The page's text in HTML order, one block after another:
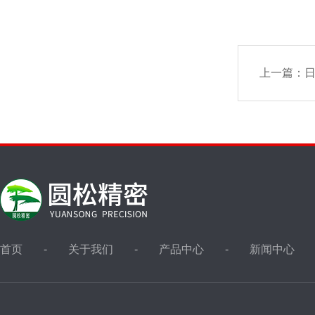
上一篇：
首页 关于我们 产品中心 新闻中心